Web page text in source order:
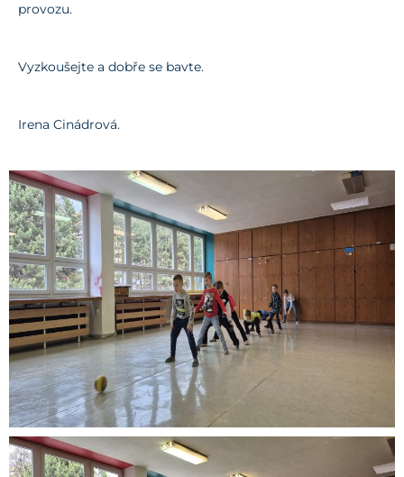
provozu.
Vyzkoušejte a dobře se bavte.
Irena Cinádrová.